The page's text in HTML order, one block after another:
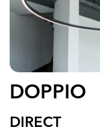
DOPPIO
DIRECT